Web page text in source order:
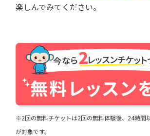
楽しんでみてください。
※2回の無料チケットは2回の無料体験後、24時間
が対象です。